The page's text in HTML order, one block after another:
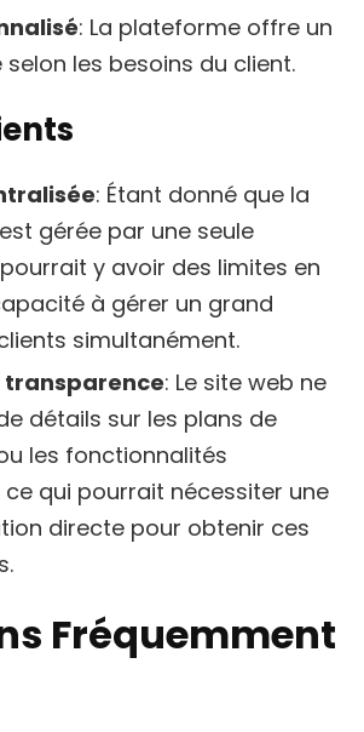
: La plateforme offre un
selon les besoins du client.
: Étant donné que la
gérée par une seule
y avoir des limites en
à gérer un grand
simultanément.
transparence: Le site web ne
détails sur les plans de
les fonctionnalités
qui pourrait nécessiter une
directe pour obtenir ces
Fréquemment